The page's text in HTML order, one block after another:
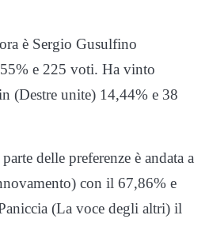
è Sergio Gusulfino
e 225 voti. Ha vinto
(Destre unite) 14,44% e 38
delle preferenze è andata a
con il 67,86% e
(La voce degli altri) il